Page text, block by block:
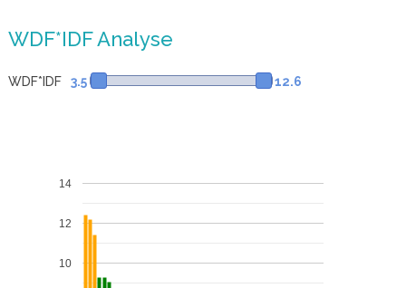
WDF*IDF Analyse
WDF*IDF 3.5 12.6
10
12
14